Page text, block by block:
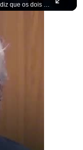
Renan Santos critica Lula e Flávio Bolsonaro e diz que os dois são lados da mesma moeda. #OAntagonista Se você busca informação com credibilidade, inscreva-se agora e ative o